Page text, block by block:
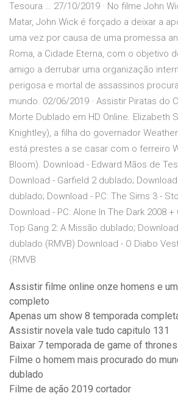
Tesoura … 27/10/2019 · No filme John
Matar, John Wick é forçado a deixar a
uma vez por causa de uma promessa
Roma, a Cidade Eterna, com o objetivo
amigo a derrubar uma organização
perigosa e mortal de assassinos
mundo. 02/06/2019 · Assistir Piratas do
Morte Dublado em HD Online. Elizabeth
Knightley), a filha do governador
está prestes a se casar com o ferreiro
Bloom). Download - Edward Mãos de
Download - Garfield 2 dublado;
dublado; Download - PC: The Sims 3 -
Download - PC: Alone In The Dark 2008
Top Gang 2: A Missão dublado;
dublado (RMVB) Download - O Diabo
(RMVB
Assistir filme online onze homens e
completo
Apenas um show 8 temporada
Assistir novela vale tudo capitulo 131
Baixar 7 temporada de game of
Filme o homem mais procurado do
dublado
Filme de ação 2019 cortador